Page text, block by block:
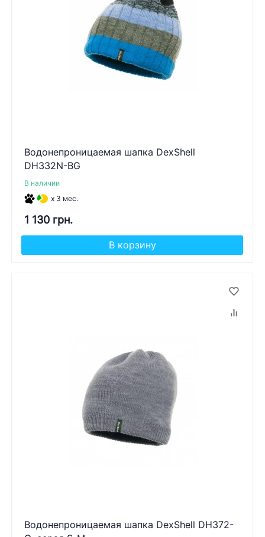
Водонепроницаемая шапка DexShell
DH332N-BG
В наличии
x 3 мес.
1 130 грн.
В корзину
Водонепроницаемая шапка DexShell DH372-